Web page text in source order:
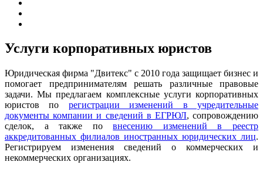
Услуги корпоративных юристов
Юридическая фирма "Двитекс" с 2010 года защищает бизнес и
помогает предпринимателям решать различные правовые
задачи. Мы предлагаем комплексные услуги корпоративных
юристов по регистрации изменений в учредительные
документы компании и сведений в ЕГРЮЛ, сопровождению
сделок, а также повнесению изменений в реестр
аккредитованных филиалов иностранных юридических лиц.
Регистрируем изменения сведений о коммерческих и
некоммерческих организациях.